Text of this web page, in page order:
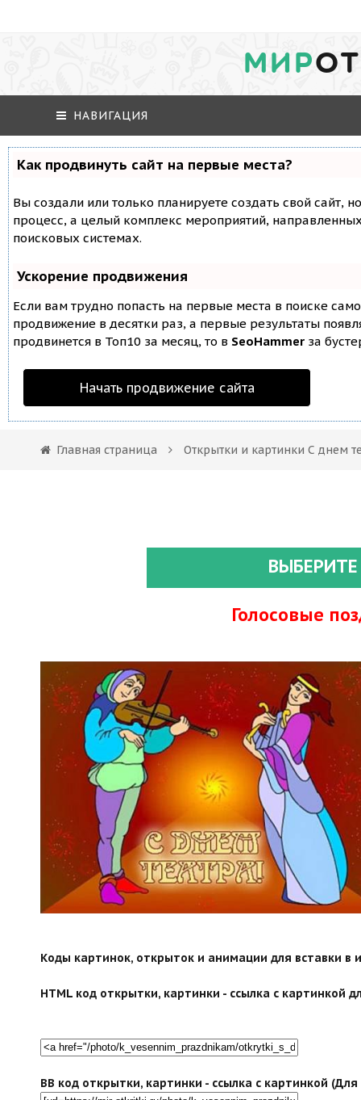
МИР
НАВИГАЦИЯ
Как продвинуть сайт на первые места?
Вы создали или только планируете создать свой сайт,
процесс, а целый комплекс мероприятий,
поисковых системах.
Ускорение продвижения
Если вам трудно попасть на первые места в поиске
продвижение в десятки раз, а первые результаты
продвинется в Топ10 за месяц, то в SeoHammer за
Начать продвижение сайта
Главная страница Открытки и картинки С днем
Голосовые
Коды картинок, открыток и анимации для вставки в
HTML код открытки, картинки - ссылка с картинкой
BB код открытки, картинки - ссылка с картинкой